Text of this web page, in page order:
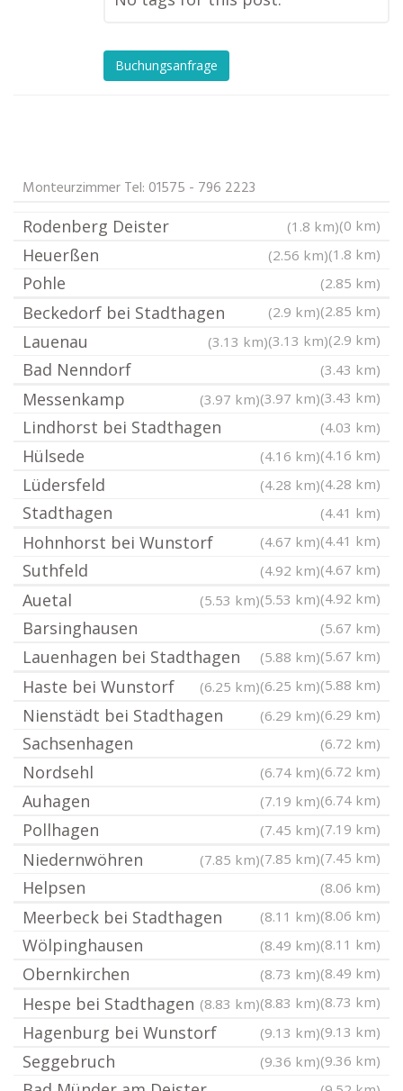
Buchungsanfrage
Monteurzimmer Tel: 01575 - 796 2223
(0 km)
Rodenberg Deister
(1.8 km)
(1.8 km)
Heuerßen (2.56 km)
Pohle
(2.85 km)
(2.85 km)
(2.9 km)
Beckedorf bei Stadthagen
(2.9 km)
(3.13 km)
Lauenau (3.13 km)
Bad Nenndorf
(3.43 km)
(3.43 km)
(3.97 km)
Messenkamp (3.97 km)
Lindhorst bei Stadthagen
(4.03 km)
(4.16 km)
Hülsede
(4.16 km)
(4.28 km)
Lüdersfeld (4.28 km)
Stadthagen
(4.41 km)
(4.41 km)
(4.67 km)
Hohnhorst bei Wunstorf
(4.67 km)
Suthfeld
(4.92 km)
(4.92 km)
(5.53 km)
Auetal (5.53 km)
Barsinghausen
(5.67 km)
(5.67 km)
Lauenhagen bei Stadthagen
(5.88 km)
(5.88 km)
(6.25 km)
Haste bei Wunstorf
(6.25 km)
(6.29 km)
Nienstädt bei Stadthagen (6.29 km)
Sachsenhagen
(6.72 km)
(6.72 km)
Nordsehl
(6.74 km)
(6.74 km)
Auhagen
(7.19 km)
(7.19 km)
Pollhagen
(7.45 km)
(7.45 km)
(7.85 km)
Niedernwöhren (7.85 km)
Helpsen
(8.06 km)
(8.06 km)
(8.11 km)
Meerbeck bei Stadthagen
(8.11 km)
Wölpinghausen
(8.49 km)
(8.49 km)
Obernkirchen
(8.73 km)
(8.73 km)
(8.83 km)
Hespe bei Stadthagen (8.83 km)
(9.13 km)
Hagenburg bei Wunstorf
(9.13 km)
(9.36 km)
Seggebruch (9.36 km)